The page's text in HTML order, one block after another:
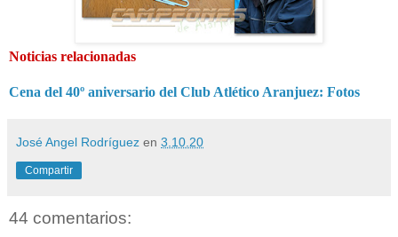
Noticias relacionadas
Cena del 40º aniversario del Club Atlético Aranjuez: Fotos
José Angel Rodríguez en 3.10.20
Compartir
44 comentarios: